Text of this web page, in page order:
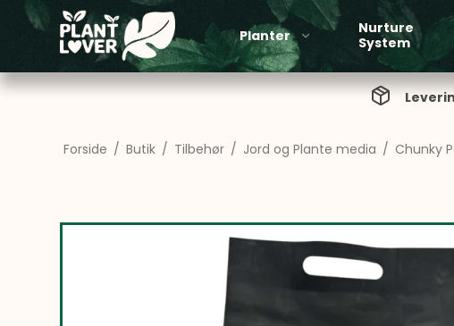
Planter
Nurture
System
Forside / Butik / Tilbehør / Jord og Plante media / Chunky